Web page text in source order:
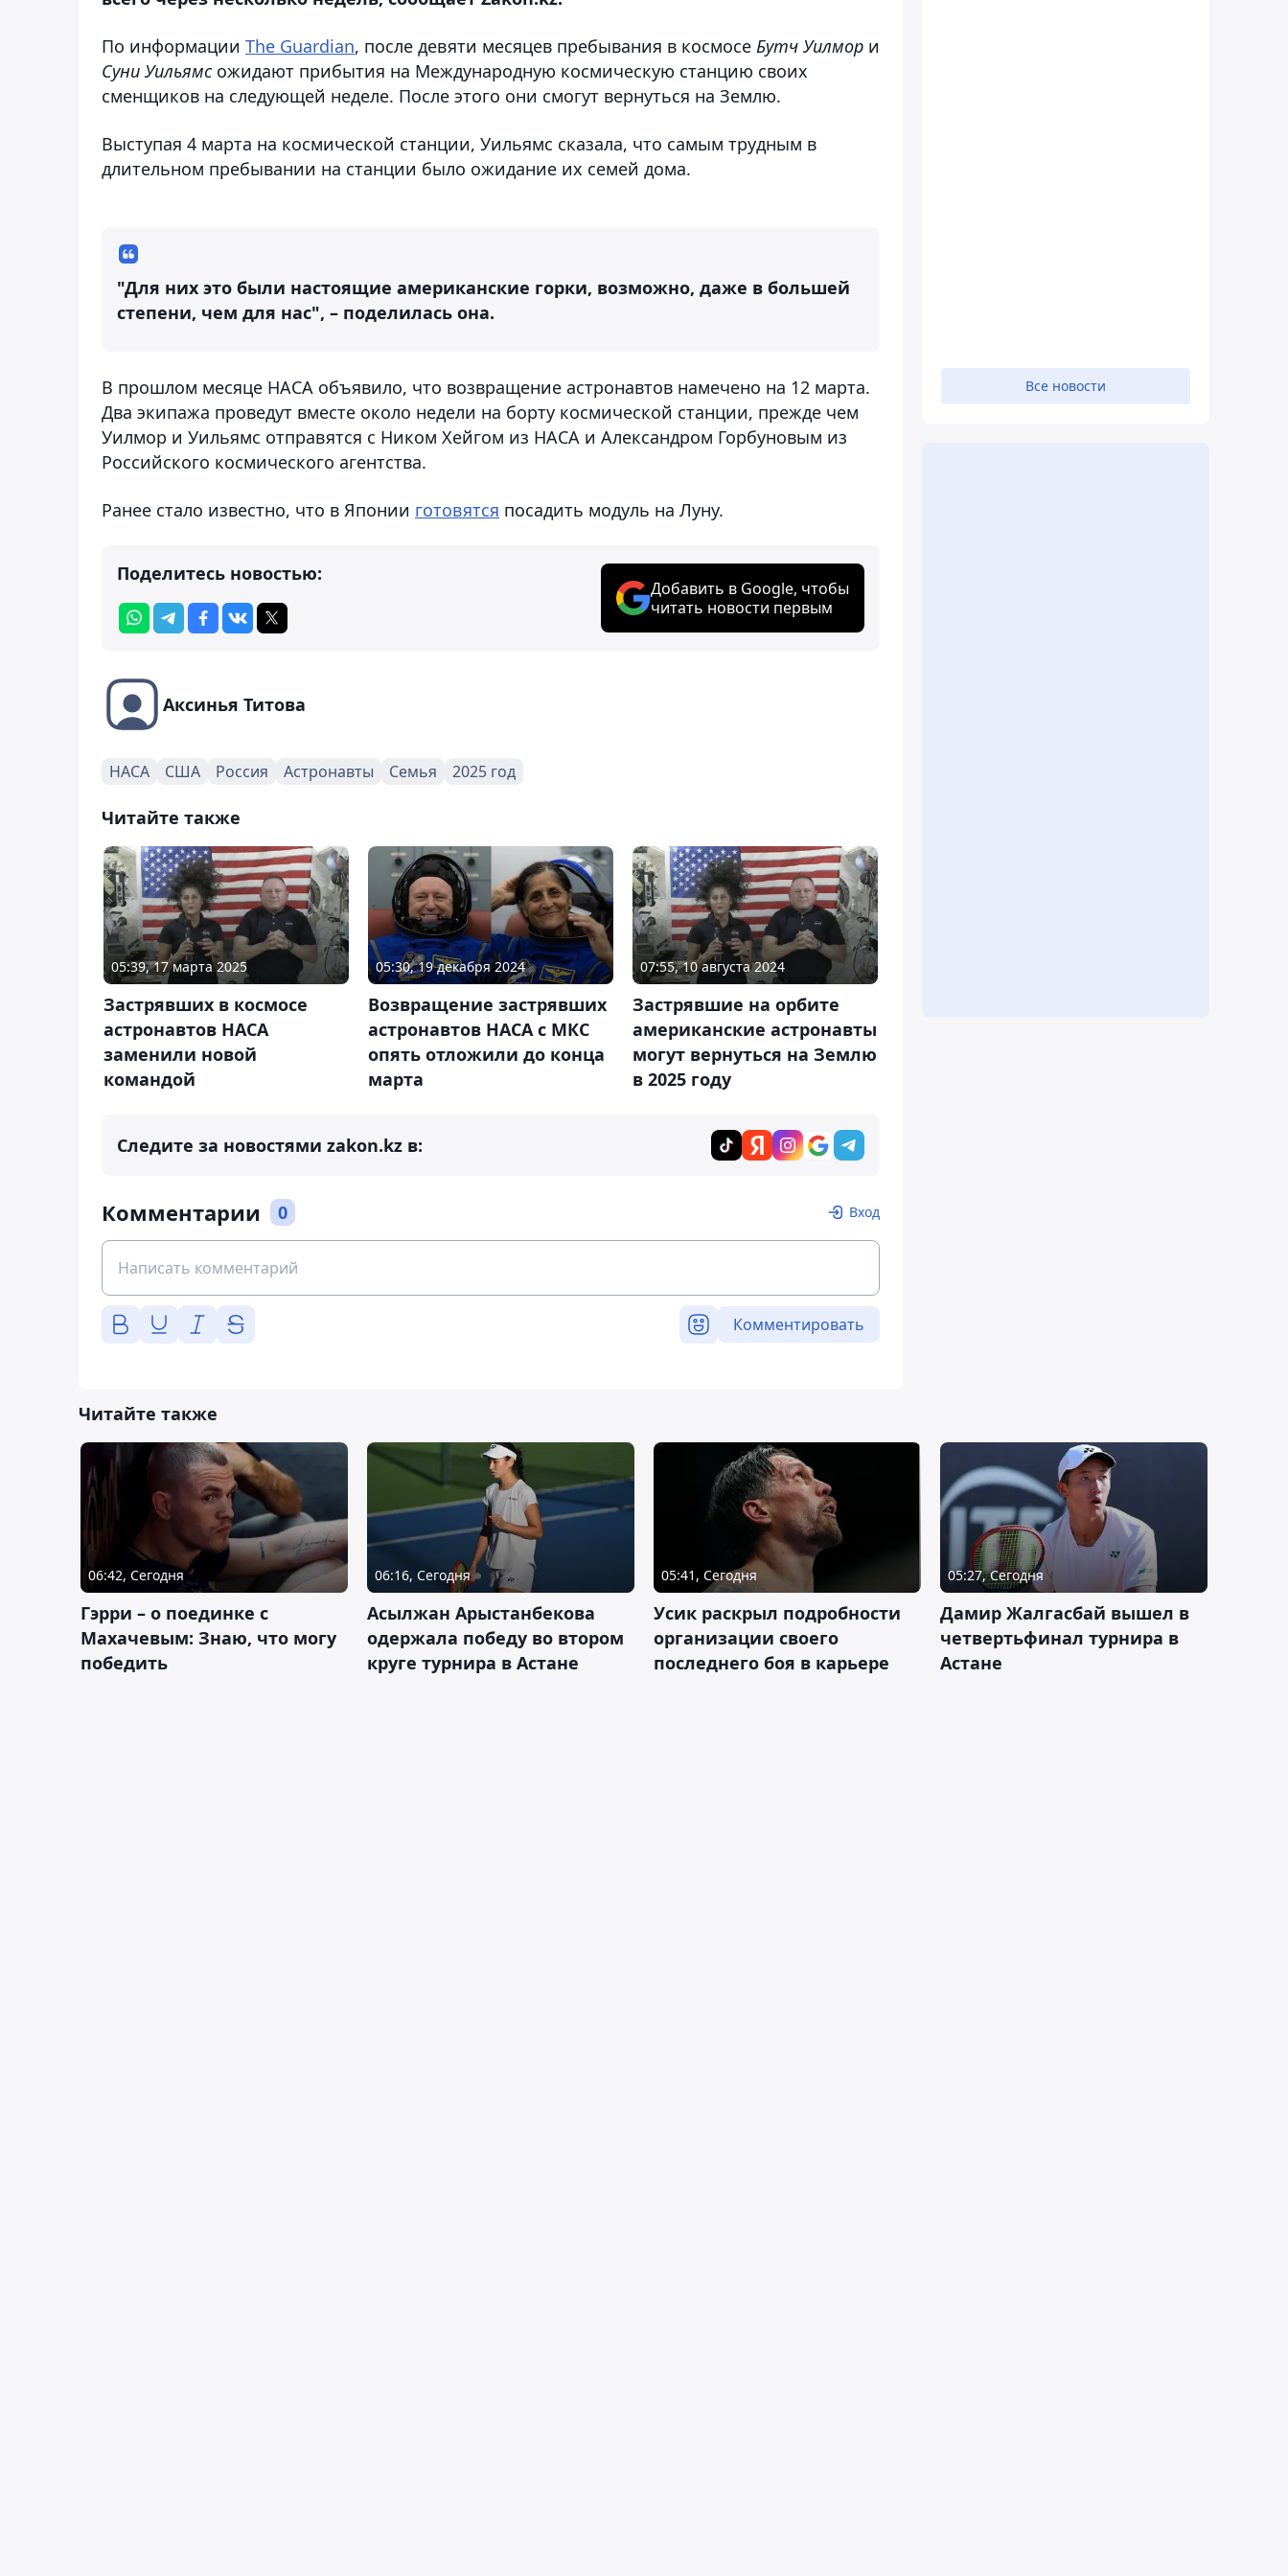
По информации The Guardian, после девяти месяцев пребывания в космосе Бутч Уилмор и
Суни Уильямсожидают прибытия на Международную космическую станцию своих
сменщиков на следующей неделе. После этого они смогут вернуться на Землю.
Выступая 4 марта на космической станции, Уильямс сказала, что самым трудным в
длительном пребывании на станции было ожидание их семей дома.
"Для них это были настоящие американские горки, возможно, даже в большей
степени, чем для нас", – поделилась она.
В прошлом месяце НАСА объявило, что возвращение астронавтов намечено на 12 марта.
Два экипажа проведут вместе около недели на борту космической станции, прежде чем
Уилмор и Уильямс отправятся с Ником Хейгом из НАСА и Александром Горбуновым из
Российского космического агентства.
Ранее стало известно, что в Японии готовятся посадить модуль на Луну.
Поделитесь новостью:
Добавить в Google, чтобы
читать новости первым
Аксинья Титова
НАСА США Россия Астронавты Семья 2025 год
Читайте также
05:39, 17 марта 2025
Застрявших в космосе
астронавтов НАСА
заменили новой
командой
05:30, 19 декабря 2024
Возвращение застрявших
астронавтов НАСА с МКС
опять отложили до конца
марта
07:55, 10 августа 2024
Застрявшие на орбите
американские астронавты
могут вернуться на Землю
в 2025 году
Следите за новостями zakon.kz в:
Комментарии 0 Вход
Комментировать
Все новости
Читайте также
06:42, Сегодня
Гэрри – о поединке с
Махачевым: Знаю, что могу
победить
06:16, Сегодня
Асылжан Арыстанбекова
одержала победу во втором
круге турнира в Астане
05:41, Сегодня
Усик раскрыл подробности
организации своего
последнего боя в карьере
05:27, Сегодня
Дамир Жалгасбай вышел в
четвертьфинал турнира в
Астане